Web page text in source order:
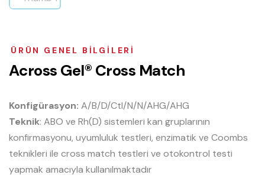
ÜRÜN GENEL BILGILERI
Across Gel® Cross Match
Konfigürasyon: A/B/D/Ctl/N/N/AHG/AHG
Teknik: ABO ve Rh(D) sistemleri kan gruplarının
konfirmasyonu, uyumluluk testleri, enzimatik ve Coombs
teknikleri ile cross match testleri ve otokontrol testi
yapmak amacıyla kullanılmaktadır